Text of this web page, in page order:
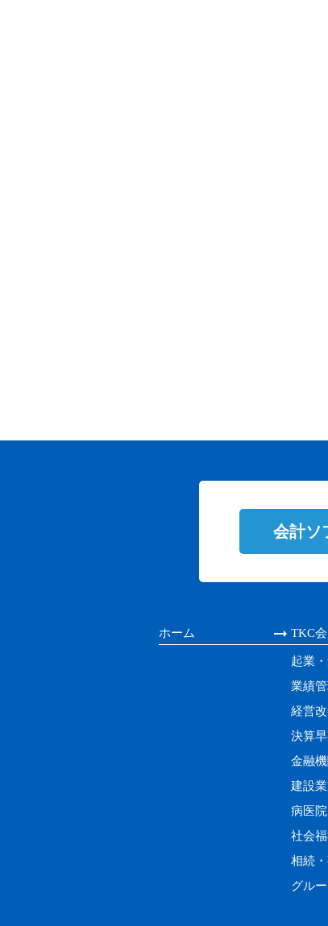
会計ソ
ホーム TKC
起業
業績
経営
決算
金融
建設
病医
社会
相続
グル